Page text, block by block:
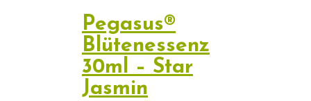
Pegasus®
Blütenessenz
30ml – Star
Jasmin